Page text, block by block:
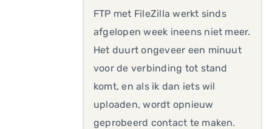
FTP met FileZilla werkt sinds
afgelopen week ineens niet meer.
Het duurt ongeveer een minuut
voor de verbinding tot stand
komt, en als ik dan iets wil
uploaden, wordt opnieuw
geprobeerd contact te maken.